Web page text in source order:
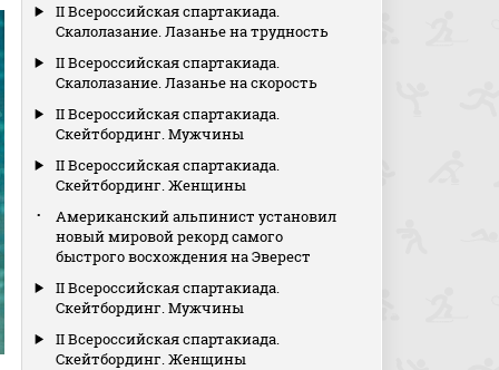
II Всероссийская спартакиада.
Скалолазание. Лазанье на трудность
II Всероссийская спартакиада.
Скалолазание. Лазанье на скорость
II Всероссийская спартакиада.
Скейтбординг. Мужчины
II Всероссийская спартакиада.
Скейтбординг. Женщины
Американский альпинист установил
новый мировой рекорд самого
быстрого восхождения на Эверест
II Всероссийская спартакиада.
Скейтбординг. Мужчины
II Всероссийская спартакиада.
Скейтбординг. Женщины